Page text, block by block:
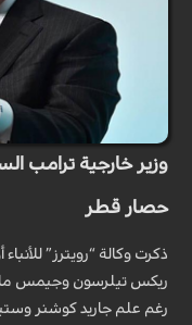
وزير خارجية ترامب
حصار قطر
ذكرت وكالة “رويترز”
ريكس تيلرسون وجيمس
رغم علم جاريد كوشنر